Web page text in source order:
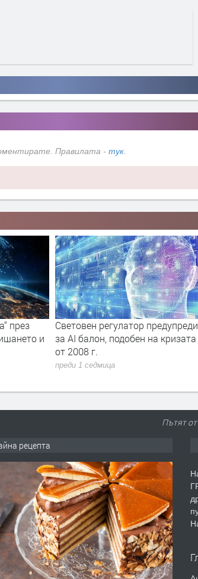
Правилата - тук.
през
и
Световен регулатор предупреди
за AI балон, подобен на кризата
от 2008 г.
преди 1 седмица
Пътят
рецепта